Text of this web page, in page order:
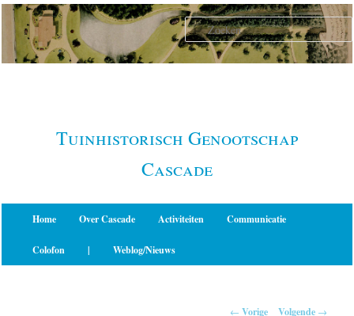
Spring
naar
primaire
Tuinhistorisch Genootschap
Cascade
Home Over Cascade Activiteiten Communicatie
Colofon | Weblog/Nieuws
← Vorige Volgende →